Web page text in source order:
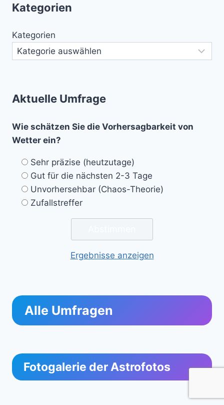
Kategorien
Kategorien
Aktuelle Umfrage
Wie schätzen Sie die Vorhersagbarkeit von
Wetter ein?
Sehr präzise (heutzutage)
Gut für die nächsten 2-3 Tage
Unvorhersehbar (Chaos-Theorie)
Zufallstreffer
Ergebnisse anzeigen
Alle Umfragen
Fotogalerie der Astrofotos